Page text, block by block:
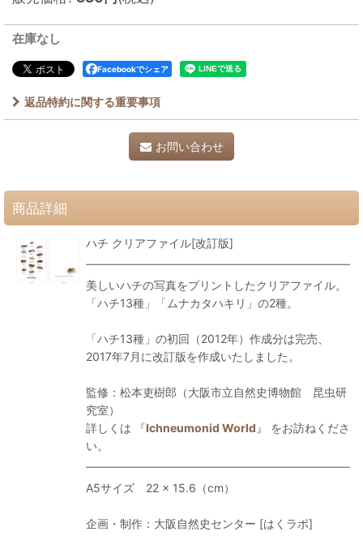
在庫なし
Facebookでシェア
返品特約に関する重要事項
お問い合わせ
商品詳細
ハチ クリアファイル[改訂版]
美しいハチの写真をプリントしたクリアファイル。
「ハチ13種」「ムナカタハキリ」の2種。
「ハチ13種」の初回（2012年）作成分は完売、
2017年7月に改訂版を作成いたしました。
監修：松本吏樹郎（大阪市立自然史博物館 昆虫研
究室）
詳しくは 『Ichneumonid World 』 をお訪ねくださ
い。
A5サイズ 22 × 15.6（cm）
企画・制作：大阪自然史センター [はくラボ]